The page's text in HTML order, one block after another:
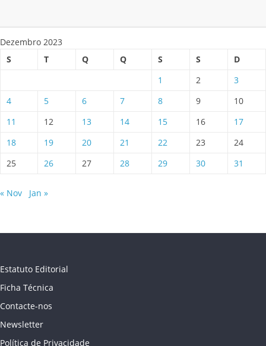
Dezembro 2023
S
T Q Q S S
D
1
2
3
4
5 6 7 8 9
10
11
12 13 14 15 16
17
18
19 20 21 22 23
24
25
26 27 28 29 30 31
« Nov Jan »
Estatuto Editorial
Ficha Técnica
Contacte-nos
Newsletter
Política de Privacidade